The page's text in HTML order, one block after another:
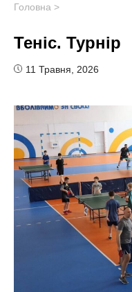
Головна >
Теніс. Турнір
11 Травня, 2026